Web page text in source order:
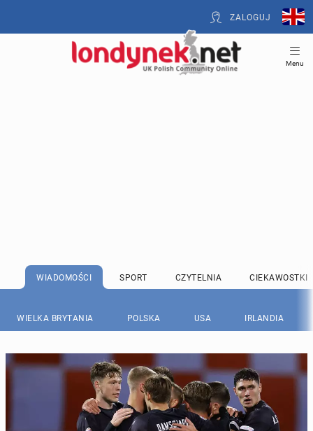
ZALOGUJ
Menu
WIADOMOŚCI SPORT CZYTELNIA CIEKAWOSTKI
WIELKA BRYTANIA POLSKA USA IRLANDIA